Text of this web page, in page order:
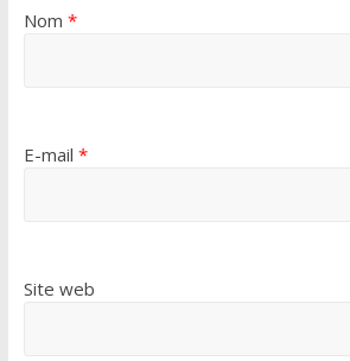
Nom *
E-mail *
Site web